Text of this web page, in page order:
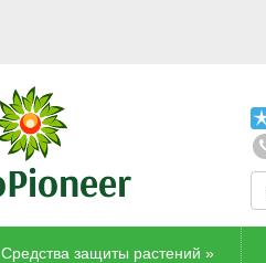
Средства защиты растений »